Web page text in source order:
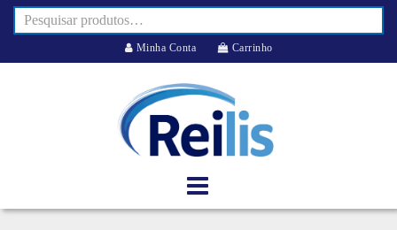
Minha Conta Carrinho